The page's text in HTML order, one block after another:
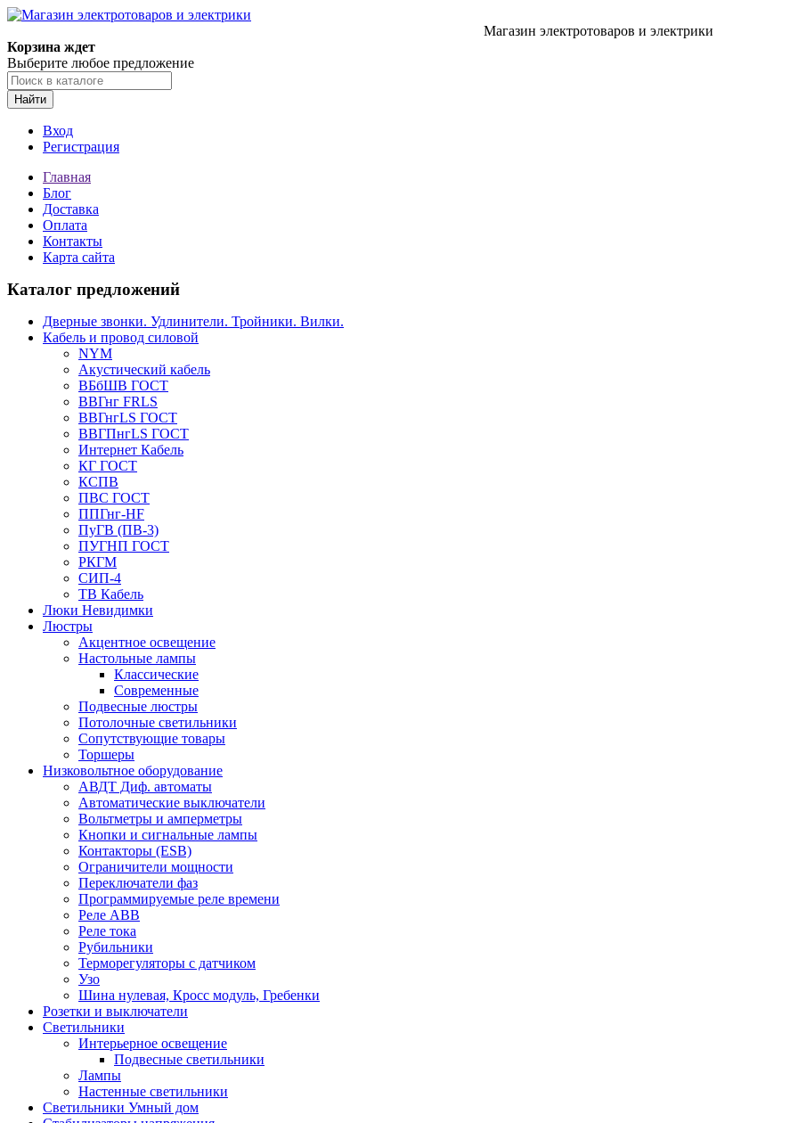
Магазин электротоваров и электрики
Корзина ждет
Выберите любое предложение
Найти
Вход
Регистрация
Главная
Блог
Доставка
Оплата
Контакты
Карта сайта
Каталог предложений
Дверные звонки. Удлинители. Тройники. Вилки.
Кабель и провод силовой
NYM
Акустический кабель
ВБбШВ ГОСТ
ВВГнг FRLS
ВВГнгLS ГОСТ
ВВГПнгLS ГОСТ
Интернет Кабель
КГ ГОСТ
КСПВ
ПВС ГОСТ
ППГнг-HF
ПуГВ (ПВ-3)
ПУГНП ГОСТ
РКГМ
СИП-4
ТВ Кабель
Люки Невидимки
Люстры
Акцентное освещение
Настольные лампы
Классические
Современные
Подвесные люстры
Потолочные светильники
Сопутствующие товары
Торшеры
Низковольтное оборудование
АВДT Диф. автоматы
Автоматические выключатели
Вольтметры и амперметры
Кнопки и сигнальные лампы
Контакторы (ESB)
Ограничители мощности
Переключатели фаз
Программируемые реле времени
Реле ABB
Реле тока
Рубильники
Терморегуляторы с датчиком
Узо
Шина нулевая, Кросс модуль, Гребенки
Розетки и выключатели
Светильники
Интерьерное освещение
Подвесные светильники
Лампы
Настенные светильники
Светильники Умный дом